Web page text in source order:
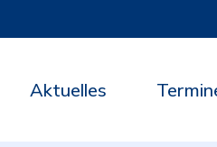
Aktuelles